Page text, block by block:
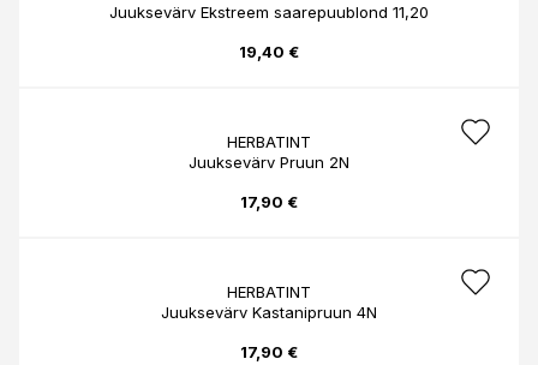
Juuksevärv Ekstreem saarepuublond 11,20
19,40 €
HERBATINT
Juuksevärv Pruun 2N
17,90 €
HERBATINT
Juuksevärv Kastanipruun 4N
17,90 €